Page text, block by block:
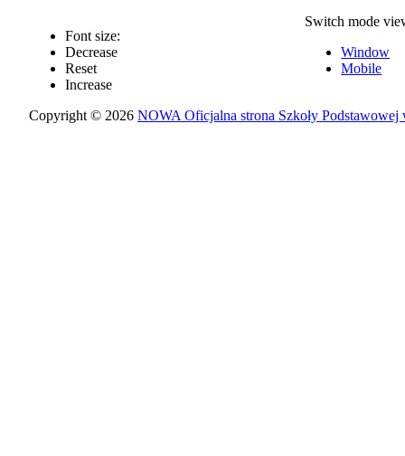
Font size:
Decrease
Reset
Increase
Switch mode
Window
Mobile
Copyright © 2026NOWA Oficjalna strona Szkoły